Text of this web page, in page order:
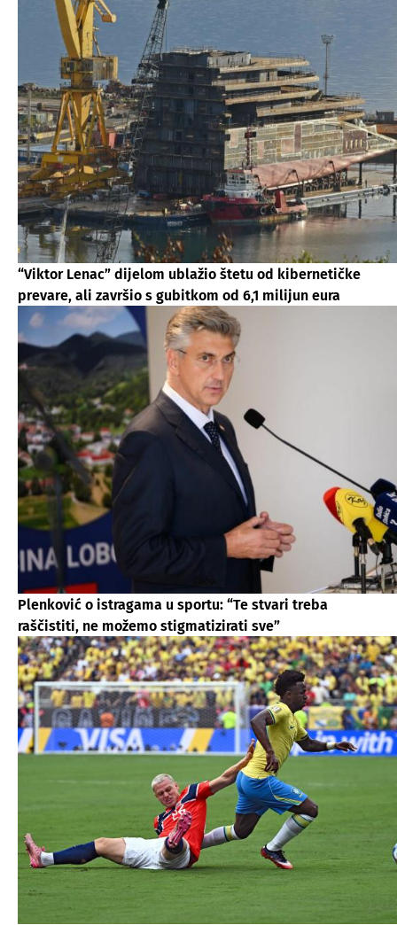
“Viktor Lenac” dijelom ublažio štetu od kibernetičke
prevare, ali završio s gubitkom od 6,1 milijun eura
Plenković o istragama u sportu: “Te stvari treba
raščistiti, ne možemo stigmatizirati sve”